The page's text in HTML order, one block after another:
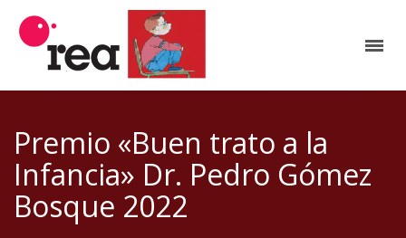
Premio «Buen trato a la
Infancia» Dr. Pedro Gómez
Bosque 2022